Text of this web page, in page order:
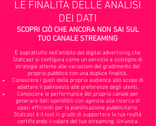
LE FINALITÀ DELLE ANALISI
DEI DATI
SCOPRI CIÒ CHE ANCORA NON SAI SUL
TUO CANALE STREAMING
È soprattutto nell’ambito del digital advertising che
Statcast si configura come un servizio a sostegno di
strategie attente alle variazioni del gradimento del
proprio pubblico con una duplice finalità.
Conoscere i gusti della propria audience allo scopo di
adattare il palinsesto alle preferenze degli utenti.
Conoscere le performance del proprio canale per
generare dati spendibili con agenzie alla ricerca di
spazi efficienti per la pianificazione pubblicitaria.
Statcast è il tool in grado di supportare la tua realtà
certificando il valore del tuo streaming. Un’unica